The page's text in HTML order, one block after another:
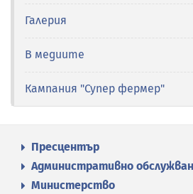
Галерия
В медиите
Кампания "Супер фермер"
Пресцентър
Административно
Министерство